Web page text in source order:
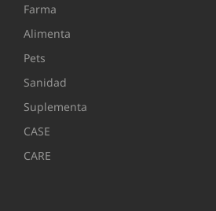
Farma
Alimenta
Pets
Sanidad
Suplementa
CASE
CARE